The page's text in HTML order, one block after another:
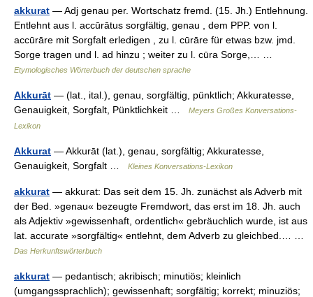
akkurat — Adj genau per. Wortschatz fremd. (15. Jh.) Entlehnung.
Entlehnt aus l. accūrātus sorgfältig, genau , dem PPP. von l.
accūrāre mit Sorgfalt erledigen , zu l. cūrāre für etwas bzw. jmd.
Sorge tragen und l. ad hinzu ; weiter zu l. cūra Sorge,… …
Etymologisches Wörterbuch der deutschen sprache
Akkurāt — (lat., ital.), genau, sorgfältig, pünktlich; Akkuratesse,
Genauigkeit, Sorgfalt, Pünktlichkeit …
Meyers Großes Konversations-
Lexikon
Akkurat — Akkurāt (lat.), genau, sorgfältig; Akkuratesse,
Genauigkeit, Sorgfalt …
Kleines Konversations-Lexikon
akkurat — akkurat: Das seit dem 15. Jh. zunächst als Adverb mit
der Bed. »genau« bezeugte Fremdwort, das erst im 18. Jh. auch
als Adjektiv »gewissenhaft, ordentlich« gebräuchlich wurde, ist aus
lat. accurate »sorgfältig« entlehnt, dem Adverb zu gleichbed.… …
Das Herkunftswörterbuch
akkurat — pedantisch; akribisch; minutiös; kleinlich
(umgangssprachlich); gewissenhaft; sorgfältig; korrekt; minuziös;